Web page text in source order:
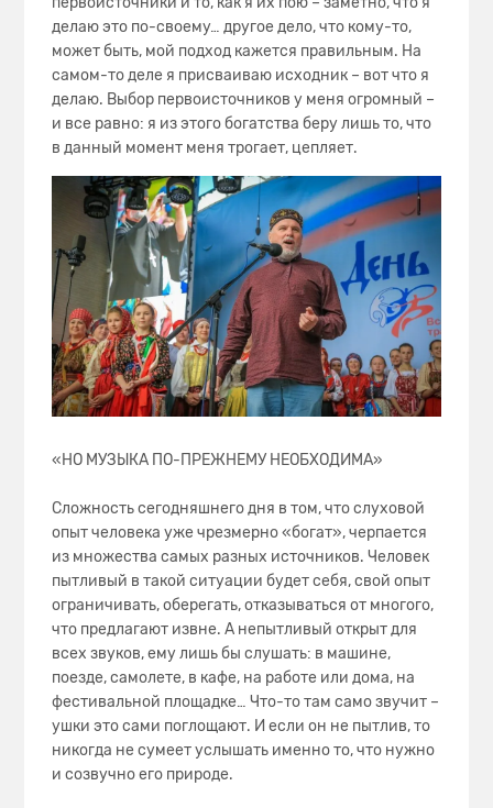
делаю это по-своему… другое дело, что кому-то,
может быть, мой подход кажется правильным. На
самом-то деле я присваиваю исходник – вот что я
делаю. Выбор первоисточников у меня огромный –
и все равно: я из этого богатства беру лишь то, что
в данный момент меня трогает, цепляет.
«НО МУЗЫКА ПО-ПРЕЖНЕМУ НЕОБХОДИМА»
Сложность сегодняшнего дня в том, что слуховой
опыт человека уже чрезмерно «богат», черпается
из множества самых разных источников. Человек
пытливый в такой ситуации будет себя, свой опыт
ограничивать, оберегать, отказываться от многого,
что предлагают извне. А непытливый открыт для
всех звуков, ему лишь бы слушать: в машине,
поезде, самолете, в кафе, на работе или дома, на
фестивальной площадке… Что-то там само звучит –
ушки это сами поглощают. И если он не пытлив, то
никогда не сумеет услышать именно то, что нужно
и созвучно его природе.